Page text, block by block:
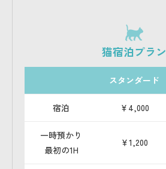
猫宿泊プラン
スタンダード
宿泊 ￥4,000
一時預かり
最初の1H
￥1,200